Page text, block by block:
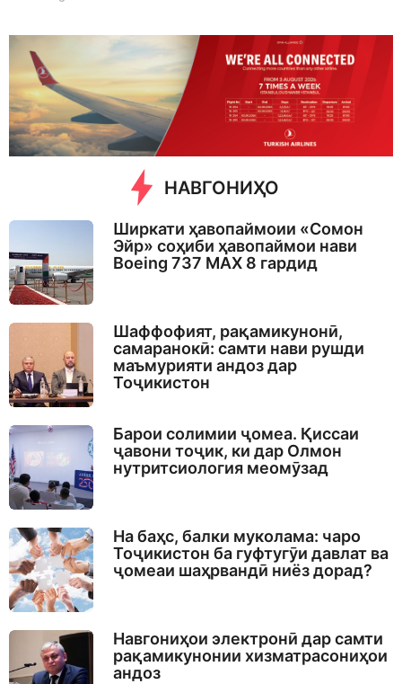
g
o
НАВГОНИҲО
Ширкати ҳавопаймоии «Сомон
Эйр» соҳиби ҳавопаймои нави
Boeing 737 MAX 8 гардид
Шаффофият, рақамикунонӣ,
самаранокӣ: самти нави рушди
маъмурияти андоз дар
Тоҷикистон
Барои солимии ҷомеа. Қиссаи
ҷавони тоҷик, ки дар Олмон
нутритсиология меомӯзад
На баҳс, балки муколама: чаро
Тоҷикистон ба гуфтугӯи давлат ва
ҷомеаи шаҳрвандӣ ниёз дорад?
Навгониҳои электронӣ дар самти
рақамикунонии хизматрасониҳои
андоз